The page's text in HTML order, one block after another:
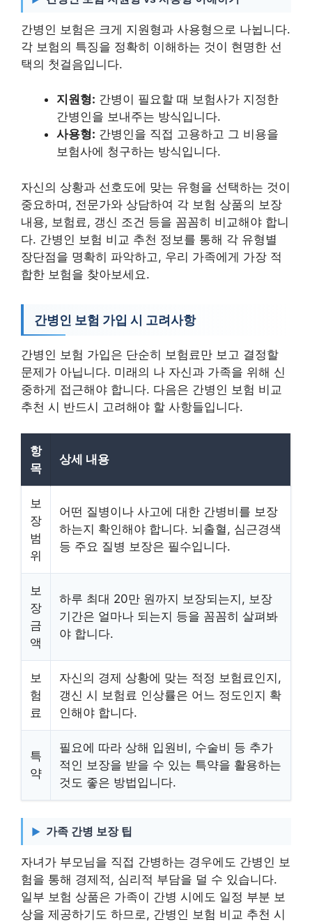
간병인 보험은 크게 지원형과 사용형으로 나뉩니다.
각 보험의 특징을 정확히 이해하는 것이 현명한 선
택의 첫걸음입니다.
지원형: 간병이 필요할 때 보험사가 지정한
간병인을 보내주는 방식입니다.
사용형: 간병인을 직접 고용하고 그 비용을
보험사에 청구하는 방식입니다.
자신의 상황과 선호도에 맞는 유형을 선택하는 것이
중요하며, 전문가와 상담하여 각 보험 상품의 보장
내용, 보험료, 갱신 조건 등을 꼼꼼히 비교해야 합니
다. 간병인 보험 비교 추천 정보를 통해 각 유형별
장단점을 명확히 파악하고, 우리 가족에게 가장 적
합한 보험을 찾아보세요.
간병인 보험 가입 시 고려사항
간병인 보험 가입은 단순히 보험료만 보고 결정할
문제가 아닙니다. 미래의 나 자신과 가족을 위해 신
중하게 접근해야 합니다. 다음은 간병인 보험 비교
추천 시 반드시 고려해야 할 사항들입니다.
항
목
상세 내용
보
장
범
위
어떤 질병이나 사고에 대한 간병비를 보장
하는지 확인해야 합니다. 뇌출혈, 심근경색
등 주요 질병 보장은 필수입니다.
보
장
금
액
하루 최대 20만 원까지 보장되는지, 보장
기간은 얼마나 되는지 등을 꼼꼼히 살펴봐
야 합니다.
보
험
료
자신의 경제 상황에 맞는 적정 보험료인지,
갱신 시 보험료 인상률은 어느 정도인지 확
인해야 합니다.
특
약
필요에 따라 상해 입원비, 수술비 등 추가
적인 보장을 받을 수 있는 특약을 활용하는
것도 좋은 방법입니다.
가족 간병 보장 팁
자녀가 부모님을 직접 간병하는 경우에도 간병인 보
험을 통해 경제적, 심리적 부담을 덜 수 있습니다.
일부 보험 상품은 가족이 간병 시에도 일정 부분 보
상을 제공하기도 하므로, 간병인 보험 비교 추천 시